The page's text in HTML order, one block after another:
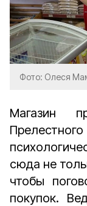
Фото: Олеся
Магазин
сюда не
чтобы
покупок.